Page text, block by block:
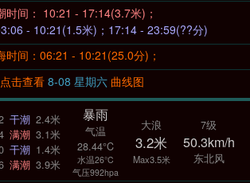
涨潮时间： 10:21 - 17:14(3.7米)；
潮时间： 03:06 - 10:21(1.5米)；17:14 - 23:59(??分)
时间：06:21 - 10:21(25.0分)；
点击查看
8-08 星期六 曲线图
干潮 2.4米
满潮 3.1米
干潮 1.4米
满潮 3.9米
暴雨
气温
28.44°C
水温26°C
气压992hpa
大浪
3.2米
Max3.5米
7级
50.3km/h
东北风